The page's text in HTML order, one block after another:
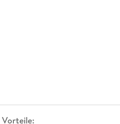
Vorteile: